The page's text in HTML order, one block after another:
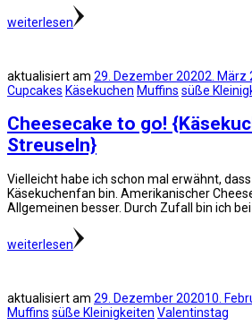
weiterlesen
aktualisiert am 29. Dezember 20202. März
Cupcakes Käsekuchen Muffins süße
Cheesecake to go!
Streuseln}
Vielleicht habe ich schon mal erwähnt,
Käsekuchenfan bin. Amerikanischer
Allgemeinen besser. Durch Zufall bin ich bei
weiterlesen
aktualisiert am 29. Dezember 202010.
Muffins süße Kleinigkeiten Valentinstag